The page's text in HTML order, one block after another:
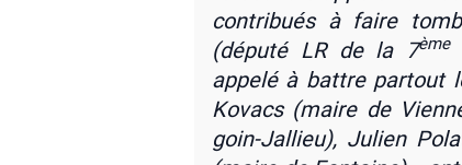
contri­bués à faire
(dépu­té LR de la 7ème
appe­lé à battre par­tout
Kovacs (maire de
goin-Jal­lieu), Julien